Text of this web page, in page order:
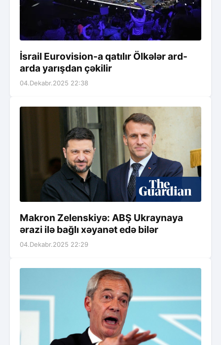
İsrail Eurovision-a qatılır Ölkələr ard-
arda yarışdan çəkilir
04.Dekabr.2025 22:38
Makron Zelenskiyə: ABŞ Ukraynaya
ərazi ilə bağlı xəyanət edə bilər
04.Dekabr.2025 22:29